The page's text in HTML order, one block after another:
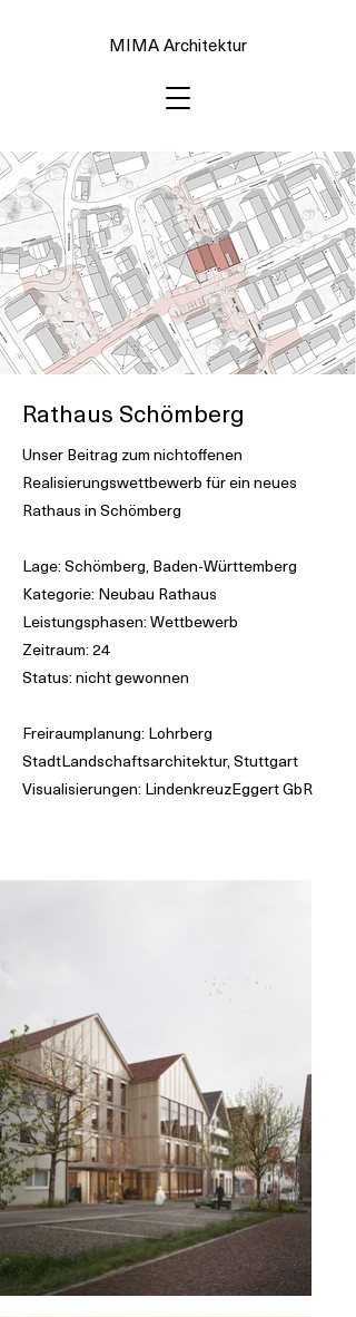
MIMA Architektur
Rathaus Schömberg
Unser Beitrag zum nichtoffenen
Realisierungswettbewerb für ein neues
Rathaus in Schömberg
Lage: Schömberg, Baden-Württemberg
Kategorie: Neubau Rathaus
Leistungsphasen: Wettbewerb
Zeitraum: 24
Status: nicht gewonnen
Freiraumplanung: Lohrberg
StadtLandschaftsarchitektur, Stuttgart
Visualisierungen: LindenkreuzEggert GbR